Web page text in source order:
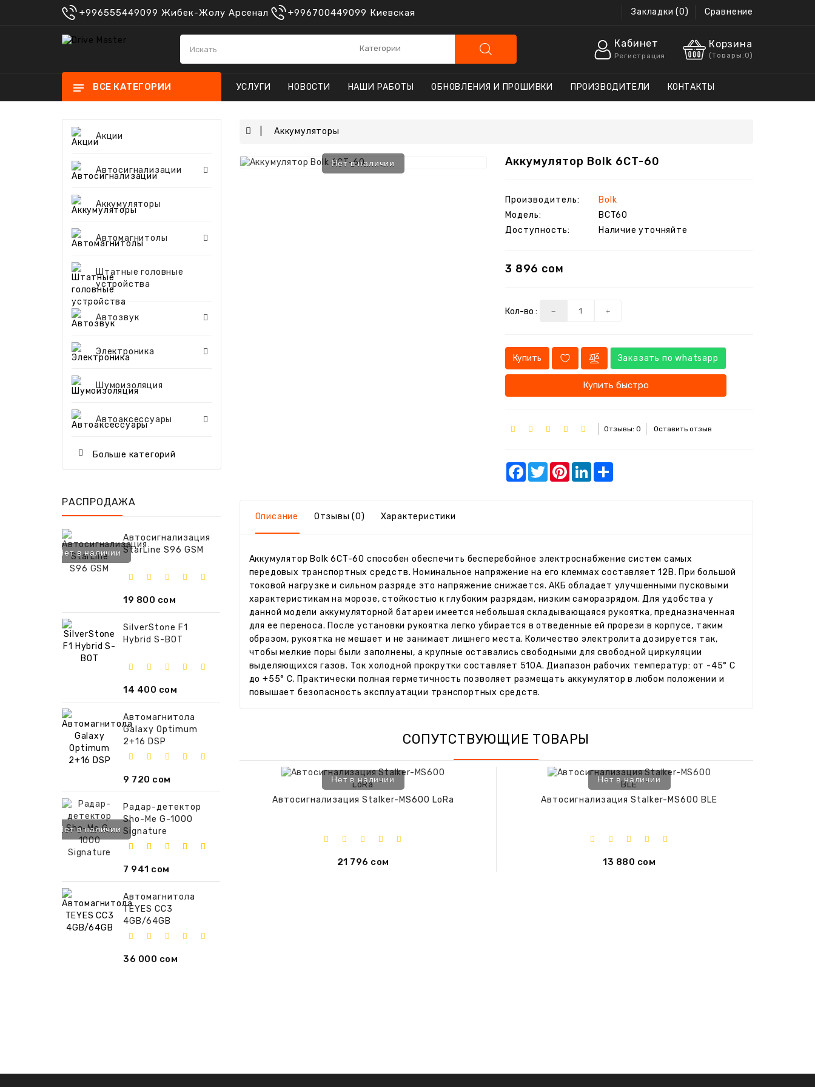
+996555449099 Жибек-Жолу Арсенал +996700449099 Киевская Сравнение
Закладки (0)
Кабинет
Регистрация
Корзина
(Товары: 0)
УСЛУГИ НОВОСТИ НАШИ РАБОТЫ ОБНОВЛЕНИЯ И ПРОШИВКИ ПРОИЗВОДИТЕЛИ КОНТАКТЫ
ВСЕ КАТЕГОРИИ
Акции
Автосигнализации
Аккумуляторы
Автомагнитолы
Штатные головные
устройства
Автозвук
Электроника
Шумоизоляция
Автоаксессуары
Больше категорий
РАСПРОДАЖА
Нет в наличии
Автосигнализация
StarLine S96 GSM
19 800 сом
SilverStone F1
Hybrid S-BOT
14 400 сом
Автомагнитола
Galaxy Optimum
2+16 DSP
9 720 сом
Нет в наличии
Радар-детектор
Sho-Me G-1000
Signature
7 941 сом
Автомагнитола
TEYES CC3
4GB/64GB
36 000 сом
Аккумуляторы
Нет в наличии Аккумулятор Bolk 6CT-60
Производитель:
Bolk
Модель:
BCT60
Доступность:
Наличие уточняйте
3 896 сом
Кол-во :
Купить Заказать по whatsapp
Купить быстро
Отзывы: 0 Оставить отзыв
Facebook
TwitterPinterestLinkedIn
Описание Отзывы (0) Характеристики
Аккумулятор Bolk 6CT-60 способен обеспечить бесперебойное электроснабжение систем самых
передовых транспортных средств. Номинальное напряжение на его клеммах составляет 12В. При большой
токовой нагрузке и сильном разряде это напряжение снижается. АКБ обладает улучшенными пусковыми
характеристикам на морозе, стойкостью к глубоким разрядам, низким саморазрядом. Для удобства у
данной модели аккумуляторной батареи имеется небольшая складывающаяся рукоятка, предназначенная
для ее переноса. После установки рукоятка легко убирается в отведенные ей прорези в корпусе, таким
образом, рукоятка не мешает и не занимает лишнего места. Количество электролита дозируется так,
чтобы мелкие поры были заполнены, а крупные оставались свободными для свободной циркуляции
выделяющихся газов. Ток холодной прокрутки составляет 510А. Диапазон рабочих температур: от -45° С
до +55° С. Практически полная герметичность позволяет размещать аккумулятор в любом положении и
повышает безопасность эксплуатации транспортных средств.
СОПУТСТВУЮЩИЕ ТОВАРЫ
Нет в наличии
Автосигнализация Stalker-MS600 LoRa
21 796 сом
Нет в наличии
Автосигнализация Stalker-MS600 BLE
13 880 сом